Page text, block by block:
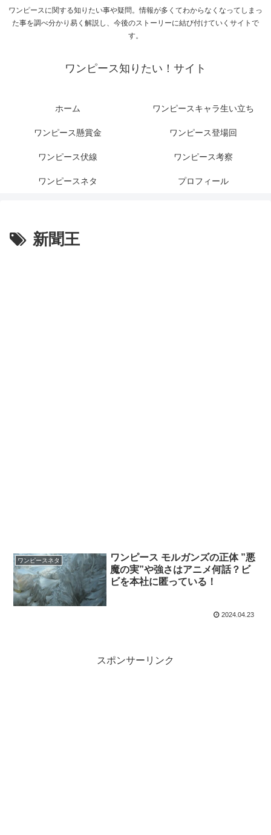
ワンピースに関する知りたい事や疑問。情報が多くてわからなくなってしまっ
た事を調べ分かり易く解説し、今後のストーリーに結び付けていくサイトで
す。
ワンピース知りたい！サイト
ホーム ワンピースキャラ生い立ち
ワンピース懸賞金 ワンピース登場回
ワンピース伏線 ワンピース考察
ワンピースネタ プロフィール
新聞王
ワンピースネタ
ワンピース モルガンズの正体 ”悪
魔の実”や強さはアニメ何話？ビ
ビを本社に匿っている！
2024.04.23
スポンサーリンク